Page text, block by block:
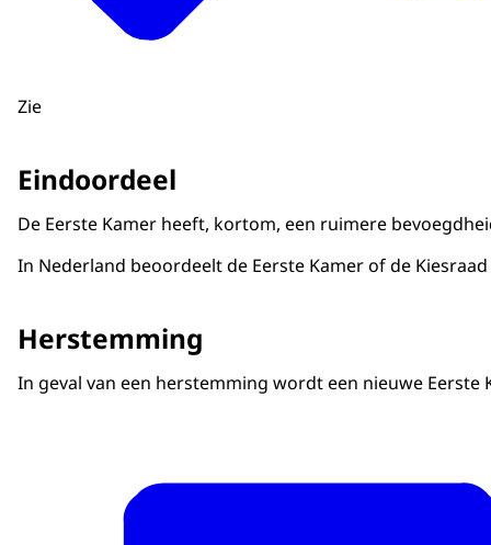
Zie
Eindoordeel
De Eerste Kamer heeft, kortom, een ruimere
In Nederland beoordeelt de Eerste Kamer of de
Herstemming
In geval van een herstemming wordt een nieuwe